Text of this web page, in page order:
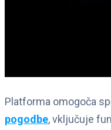
Platforma omogoča
pogodbe, vključuje